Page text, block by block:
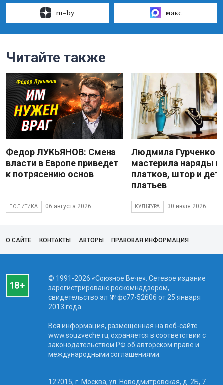
ru–by макс
Читайте также
Федор ЛУКЬЯНОВ: Смена
власти в Европе приведет
к потрясению основ
ПОЛИТИКА 06 августа 2026
Людмила Гурченко
мастерила наряды
платков, штор и
платьев
КУЛЬТУРА 30 июля 2026
О САЙТЕ КОНТАКТЫ АВТОРЫ ПРАВОВАЯ ИНФОРМАЦИЯ
© 1991-2026 «Союзное Вече». Сетевое издание
зарегистрировано роскомнадзором,
свидетельство эл № фc77-52606 от 25 января
2013 года.
Вся информация, размещенная на веб-сайте
www.souzveche.ru, охраняется в соответствии с
законодательством РФ об авторском праве и
международными соглашениями.
127015, г. Москва, ул. Новодмитровская, д. 2Б, 7